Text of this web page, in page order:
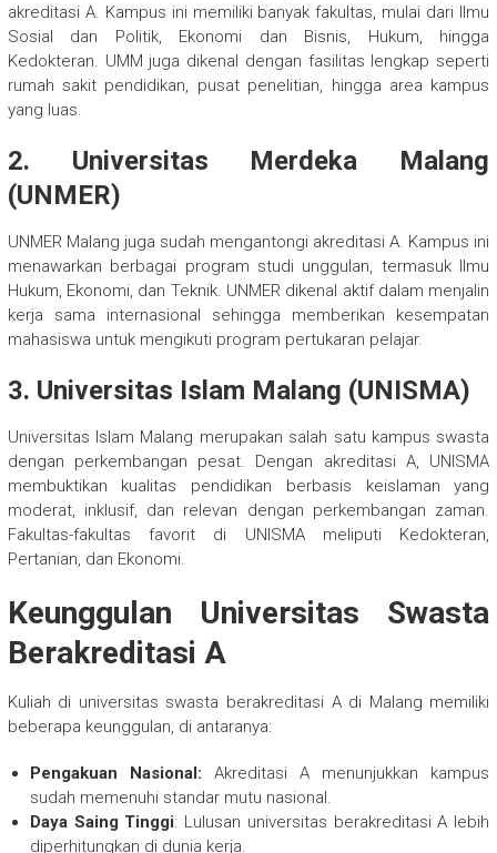
akreditasi A. Kampus ini memiliki banyak fakultas, mulai dari Ilmu
Sosial dan Politik, Ekonomi dan Bisnis, Hukum, hingga
Kedokteran. UMM juga dikenal dengan fasilitas lengkap seperti
rumah sakit pendidikan, pusat penelitian, hingga area kampus
yang luas.
2. Universitas Merdeka Malang
(UNMER)
UNMER Malang juga sudah mengantongi akreditasi A. Kampus ini
menawarkan berbagai program studi unggulan, termasuk Ilmu
Hukum, Ekonomi, dan Teknik. UNMER dikenal aktif dalam menjalin
kerja sama internasional sehingga memberikan kesempatan
mahasiswa untuk mengikuti program pertukaran pelajar.
3. Universitas Islam Malang (UNISMA)
Universitas Islam Malang merupakan salah satu kampus swasta
dengan perkembangan pesat. Dengan akreditasi A, UNISMA
membuktikan kualitas pendidikan berbasis keislaman yang
moderat, inklusif, dan relevan dengan perkembangan zaman.
Fakultas-fakultas favorit di UNISMA meliputi Kedokteran,
Pertanian, dan Ekonomi.
Keunggulan Universitas Swasta
Berakreditasi A
Kuliah di universitas swasta berakreditasi A di Malang memiliki
beberapa keunggulan, di antaranya:
Pengakuan Nasional: Akreditasi A menunjukkan kampus
sudah memenuhi standar mutu nasional.
Daya Saing Tinggi: Lulusan universitas berakreditasi A lebih
diperhitungkan di dunia kerja.